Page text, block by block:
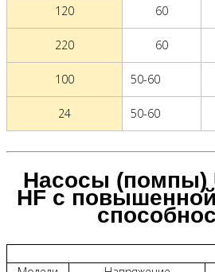
120 60
220 60
100 50-60
24 50-60
Насосы (помпы)
HF с